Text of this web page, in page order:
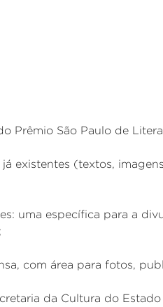
Prêmio São Paulo de
existentes (textos,
uma específica para a
com área para fotos,
da Cultura do Estado